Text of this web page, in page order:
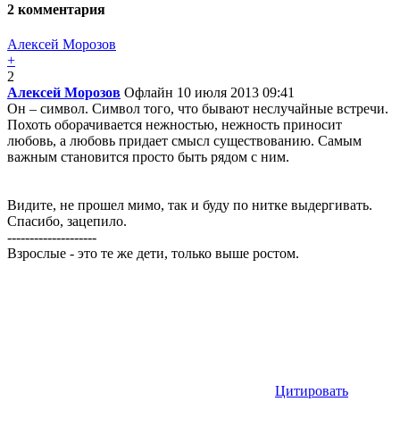
2 комментария
Алексей Морозов
+
2
Алексей Морозов Офлайн 10 июля 2013 09:41
Он – символ. Символ того, что бывают неслучайные встречи.
Похоть оборачивается нежностью, нежность приносит
любовь, а любовь придает смысл существованию. Самым
важным становится просто быть рядом с ним.
Видите, не прошел мимо, так и буду по нитке выдергивать.
Спасибо, зацепило.
--------------------
Взрослые - это те же дети, только выше ростом.
Цитировать